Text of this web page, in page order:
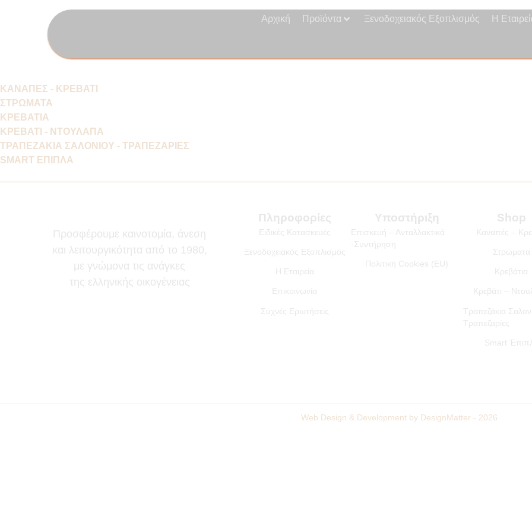
Αρχική Προϊόντα Ξενοδοχειακός Εξοπλισμός Η
ΚΑΝΑΠΕΣ - ΚΡΕΒΑΤΙ
ΣΤΡΩΜΑΤΑ
ΚΡΕΒΑΤΙΑ
ΚΡΕΒΑΤΙ - ΝΤΟΥΛΑΠΑ
ΤΡΑΠΕΖΑΚΙΑ ΣΑΛΟΝΙΟΥ - ΤΡΑΠΕΖΑΡΙΕΣ
SMART ΕΠΙΠΛΑ
Προσφέρουμε καινοτομία, άνεση
και λειτουργικότητα από το 1980,
με γνώμονα τις ανάγκες
της ελληνικής οικογένειας
Πληροφορίες
Ειδικές Κατασκευές
Ξενοδοχειακός Εξοπλισμός
Η Εταιρεία
Επικοινωνία
Συχνές Ερωτήσεις
Υποστήριξη
Επισκευή – Ανταλλακτικά
-Συντήρηση
Πολιτική Cookies (EU)
Shop
Καναπές –
Στρώματα
Κρεβάτια
Κρεβάτι –
Τραπεζάκια
Τραπεζαρίες
Smart
Web Design & Development by DesignMatter - 2026